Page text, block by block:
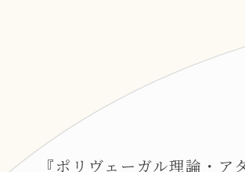
『ポリヴェーガル理論・